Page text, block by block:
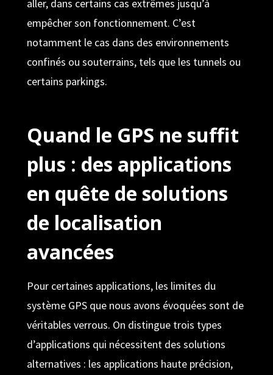
aller, dans certains cas extrêmes jusqu’à
empêcher son fonctionnement. C’est
notamment le cas dans des environnements
confinés ou souterrains, tels que les tunnels ou
certains parkings.
Quand le GPS ne suffit
plus : des applications
en quête de solutions
de localisation
avancées
Pour certaines applications, les limites du
système GPS que nous avons évoquées sont de
véritables verrous. On distingue trois types
d’applications qui nécessitent des solutions
alternatives : les applications haute précision,